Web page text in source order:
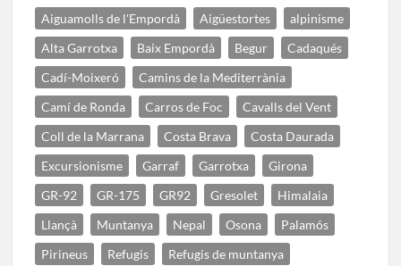
Aiguamolls de l'Empordà Aigüestortes
alpinisme
Alta Garrotxa
Baix Empordà Begur
Cadaqués
Cadí-Moixeró
Camins de la Mediterrània
Camí de Ronda
Carros de Foc
Cavalls del Vent
Coll de la Marrana
Costa Brava
Costa Daurada
Excursionisme
Garraf Garrotxa
Girona
GR-92
GR-175 GR92 Gresolet
Himalaia
Llançà
Muntanya Nepal Osona
Palamós
Pirineus
Refugis
Refugis de muntanya